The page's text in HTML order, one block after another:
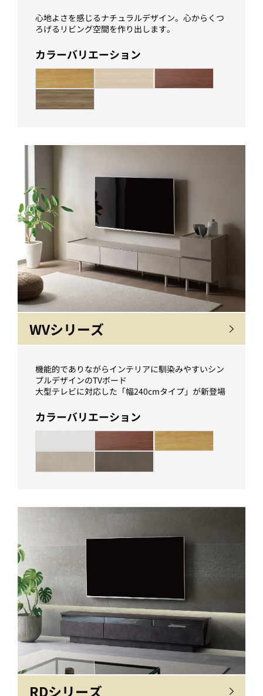
心地よさを感じるナチュラルデザイン。心からくつ
ろげるリビング空間を作り出します。
カラーバリエーション
WVシリーズ
機能的でありながらインテリアに馴染みやすいシン
プルデザインのTVボード
大型テレビに対応した「幅240cmタイプ」が新登場
カラーバリエーション
RDシリーズ